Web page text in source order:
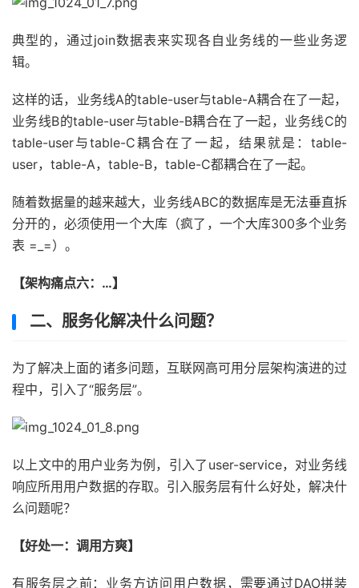
典型的，通过join数据表来实现各自业务线的一些业务逻
辑。
这样的话，业务线A的table-user与table-A耦合在了一起，
业务线B的table-user与table-B耦合在了一起，业务线C的
table-user与table-C耦合在了一起，结果就是：table-
user，table-A，table-B，table-C都耦合在了一起。
随着数据量的越来越大，业务线ABC的数据库是无法垂直拆
分开的，必须使用一个大库（疯了，一个大库300多个业务
表 =_=）。
【架构痛点六：…】
二、服务化解决什么问题？
为了解决上面的诸多问题，互联网高可用分层架构演进的过
程中，引入了“服务层”。
以上文中的用户业务为例，引入了user-service，对业务线
响应所用用户数据的存取。引入服务层有什么好处，解决什
么问题呢？
【好处一：调用方爽】
有服务层之前：业务方访问用户数据，需要通过DAO拼装